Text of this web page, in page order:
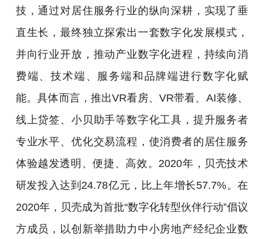
技，通过对居住服务行业的纵向深耕，实现了垂
直生长，最终独立探索出一套数字化发展模式，
并向行业开放，推动产业数字化进程，持续向消
费端、技术端、服务端和品牌端进行数字化赋
能。具体而言，推出VR看房、VR带看、AI装修、
线上贷签、小贝助手等数字化工具，提升服务者
专业水平、优化交易流程，使消费者的居住服务
体验越发透明、便捷、高效。2020年，贝壳技术
研发投入达到24.78亿元，比上年增长57.7%。在
2020年，贝壳成为首批“数字化转型伙伴行动”倡议
方成员，以创新举措助力中小房地产经纪企业数